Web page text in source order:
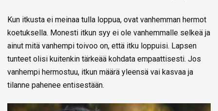
Kun itkusta ei meinaa tulla loppua, ovat vanhemman hermot
koetuksella. Monesti itkun syy ei ole vanhemmalle selkeä ja
ainut mitä vanhempi toivoo on, että itku loppuisi. Lapsen
tunteet olisi kuitenkin tärkeää kohdata empaattisesti. Jos
vanhempi hermostuu, itkun määrä yleensä vai kasvaa ja
tilanne pahenee entisestään.